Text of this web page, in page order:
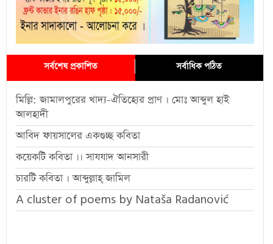
সর্বশেষ প্রকাশিত সর্বাধিক পঠিত
মিল্লি: জামালপুরের খাদ্য-ঐতিহ্যের প্রাণ । মোঃ আব্দুল হাই
আলহাদী
আবিদ ফায়সালের একগুচ্ছ কবিতা
কয়েকটি কবিতা ।। সাযযাদ আনসারী
চারটি কবিতা । আব্দুল্লাহ্ জামিল
A cluster of poems by Nataša Radanović